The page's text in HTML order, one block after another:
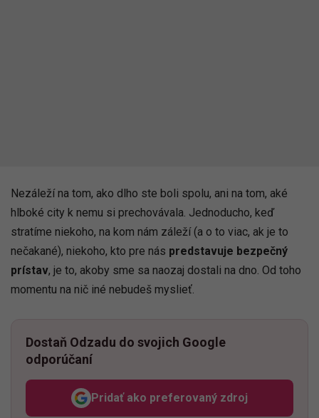
Nezáleží na tom, ako dlho ste boli spolu, ani na tom, aké
hlboké city k nemu si prechovávala. Jednoducho, keď
stratíme niekoho, na kom nám záleží (a o to viac, ak je to
nečakané), niekoho, kto pre nás predstavuje bezpečný
prístav, je to, akoby sme sa naozaj dostali na dno. Od toho
momentu na nič iné nebudeš myslieť.
Dostaň Odzadu do svojich Google
odporúčaní
Pridať ako preferovaný zdroj
Odzadu, odkaz sa otvorí v